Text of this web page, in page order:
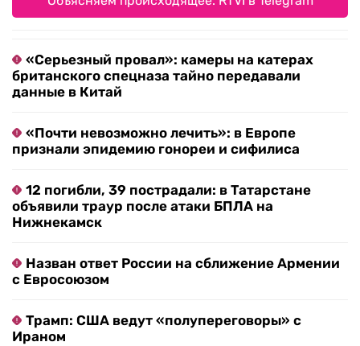
«Серьезный провал»: камеры на катерах
британского спецназа тайно передавали
данные в Китай
«Почти невозможно лечить»: в Европе
признали эпидемию гонореи и сифилиса
12 погибли, 39 пострадали: в Татарстане
объявили траур после атаки БПЛА на
Нижнекамск
Назван ответ России на сближение Армении
с Евросоюзом
Трамп: США ведут «полупереговоры» с
Ираном